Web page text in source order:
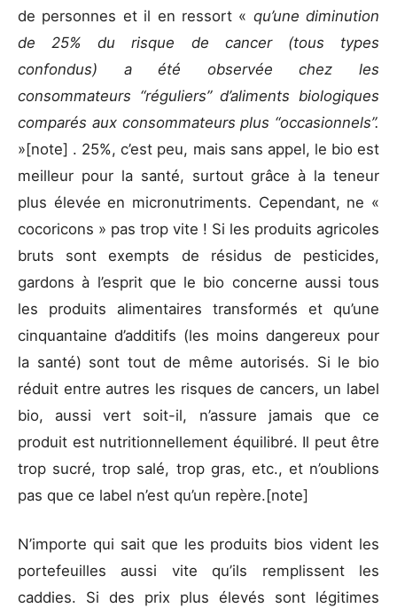
de personnes et il en ressort « qu’une diminution
de 25% du risque de cancer (tous types
confondus) a été observée chez les
consommateurs “réguliers” d’aliments biologiques
comparés aux consommateurs plus “occasionnels”.
»[note] . 25%, c’est peu, mais sans appel, le bio est
meilleur pour la santé, surtout grâce à la teneur
plus élevée en micronutriments. Cependant, ne «
cocoricons » pas trop vite ! Si les produits agricoles
bruts sont exempts de résidus de pesticides,
gardons à l’esprit que le bio concerne aussi tous
les produits alimentaires transformés et qu’une
cinquantaine d’additifs (les moins dangereux pour
la santé) sont tout de même autorisés. Si le bio
réduit entre autres les risques de cancers, un label
bio, aussi vert soit-il, n’assure jamais que ce
produit est nutritionnellement équilibré. Il peut être
trop sucré, trop salé, trop gras, etc., et n’oublions
pas que ce label n’est qu’un repère.[note]
N’importe qui sait que les produits bios vident les
portefeuilles aussi vite qu’ils remplissent les
caddies. Si des prix plus élevés sont légitimes